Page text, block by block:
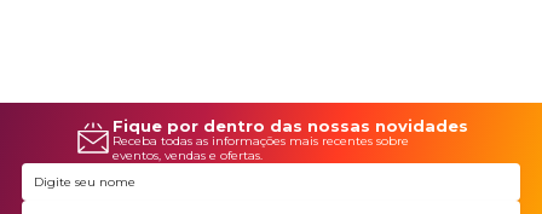
Fique por dentro das nossas novidades
Receba todas as informações mais recentes sobre
eventos, vendas e ofertas.